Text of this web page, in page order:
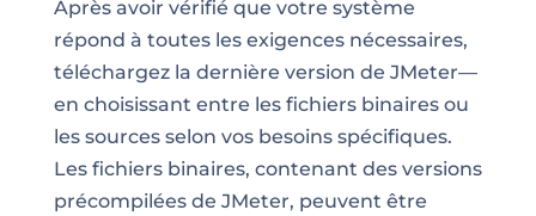
Après avoir vérifié que votre système
répond à toutes les exigences nécessaires,
téléchargez la dernière version de JMeter—
en choisissant entre les fichiers binaires ou
les sources selon vos besoins spécifiques.
Les fichiers binaires, contenant des versions
précompilées de JMeter, peuvent être